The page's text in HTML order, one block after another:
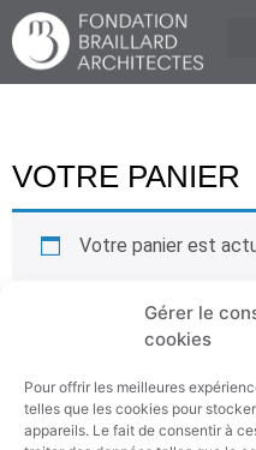
Gérer le
cookies
Pour offrir les meilleures
telles que les cookies pour
appareils. Le fait de consentir à
VOTRE PANIER
Votre panier est
Retour à la boutique